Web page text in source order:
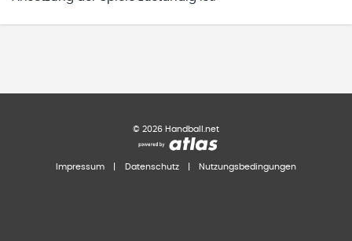
© 2026 Handball.net
Impressum Datenschutz Nutzungsbedingungen